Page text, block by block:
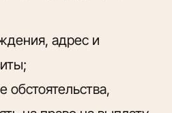
адрес и
обстоятельства,